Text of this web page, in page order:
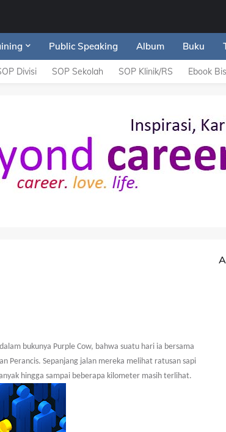
Public Speaking Album Buku
Divisi SOP Sekolah SOP Klinik/RS Ebook
bukunya Purple Cow, bahwa suatu hari ia bersama
Perancis. Sepanjang jalan mereka melihat ratusan sapi
hingga sampai beberapa kilometer masih terlihat.